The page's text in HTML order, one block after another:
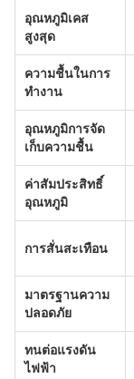
อุณหภูมิเคส
สูงสุด
ความชื้นในการ
ทำงาน
อุณหภูมิการจัด
เก็บความชื้น
ค่าสัมประสิทธิ์
อุณหภูมิ
การสั่นสะเทือน
มาตรฐานความ
ปลอดภัย
ทนต่อแรงดัน
ไฟฟ้า